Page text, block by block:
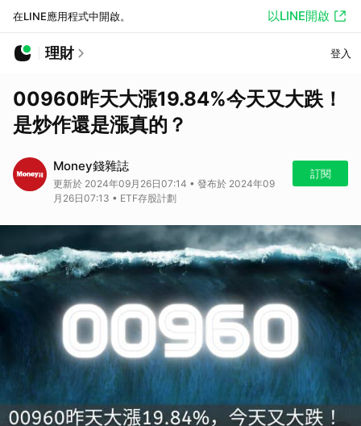
在LINE應用程式中開啟。 以LINE開啟
理財 登入
00960昨天大漲19.84%今天又大跌！
是炒作還是漲真的？
Money錢雜誌
更新於 2024年09月26日07:14 • 發布於 2024年09
月26日07:13 • ETF存股計劃
訂閱